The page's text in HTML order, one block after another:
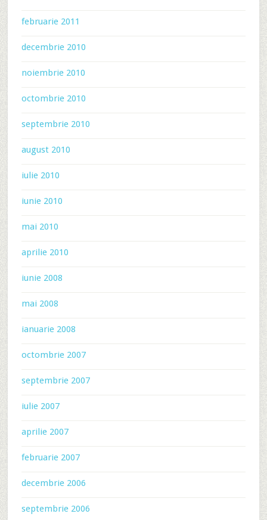
februarie 2011
decembrie 2010
noiembrie 2010
octombrie 2010
septembrie 2010
august 2010
iulie 2010
iunie 2010
mai 2010
aprilie 2010
iunie 2008
mai 2008
ianuarie 2008
octombrie 2007
septembrie 2007
iulie 2007
aprilie 2007
februarie 2007
decembrie 2006
septembrie 2006